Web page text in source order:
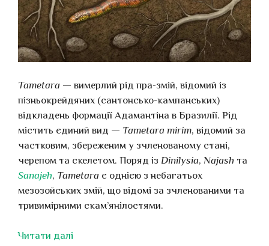
Tametara — вимерлий рід пра-змій, відомий із
пізньокрейдяних (сантонсько-кампанських)
відкладень формації Адамантіна в Бразилії. Рід
містить єдиний вид — Tametara mirim, відомий за
частковим, збереженим у зчленованому стані,
черепом та скелетом. Поряд із Dinilysia, Najash та
Sanajeh, Tametara є однією з небагатьох
мезозойських змій, що відомі за зчленованими та
тривимірними скам’янілостями.
Читати далі